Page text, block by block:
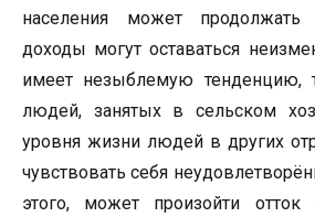
населения может продолжать
доходы могут оставаться
имеет незыблемую тенденцию,
людей, занятых в сельском
уровня жизни людей в других
чувствовать себя
этого, может произойти